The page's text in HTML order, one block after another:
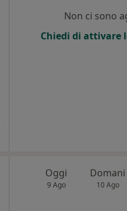
Non ci sono
Chiedi di attivare
Oggi
9 Ago
Domani
10 Ago